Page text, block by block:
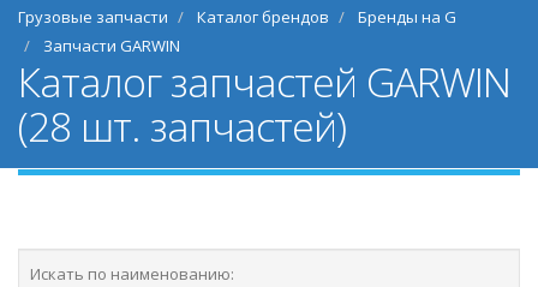
Грузовые запчасти Каталог брендов
Бренды на G
Запчасти GARWIN
Каталог запчастей GARWIN
(28 шт. запчастей)
Искать по наименованию: